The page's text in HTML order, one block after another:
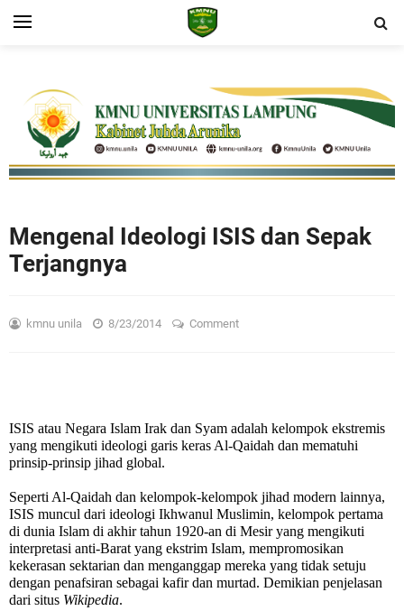
Mengenal Ideologi ISIS dan Sepak
Terjangnya
kmnu unila 8/23/2014 Comment
ISIS atau Negara Islam Irak dan Syam adalah kelompok ekstremis
yang mengikuti ideologi garis keras Al-Qaidah dan mematuhi
prinsip-prinsip jihad global.
Seperti Al-Qaidah dan kelompok-kelompok jihad modern lainnya,
ISIS muncul dari ideologi Ikhwanul Muslimin, kelompok pertama
di dunia Islam di akhir tahun 1920-an di Mesir yang mengikuti
interpretasi anti-Barat yang ekstrim Islam, mempromosikan
kekerasan sektarian dan menganggap mereka yang tidak setuju
dengan penafsiran sebagai kafir dan murtad. Demikian penjelasan
dari situs Wikipedia.